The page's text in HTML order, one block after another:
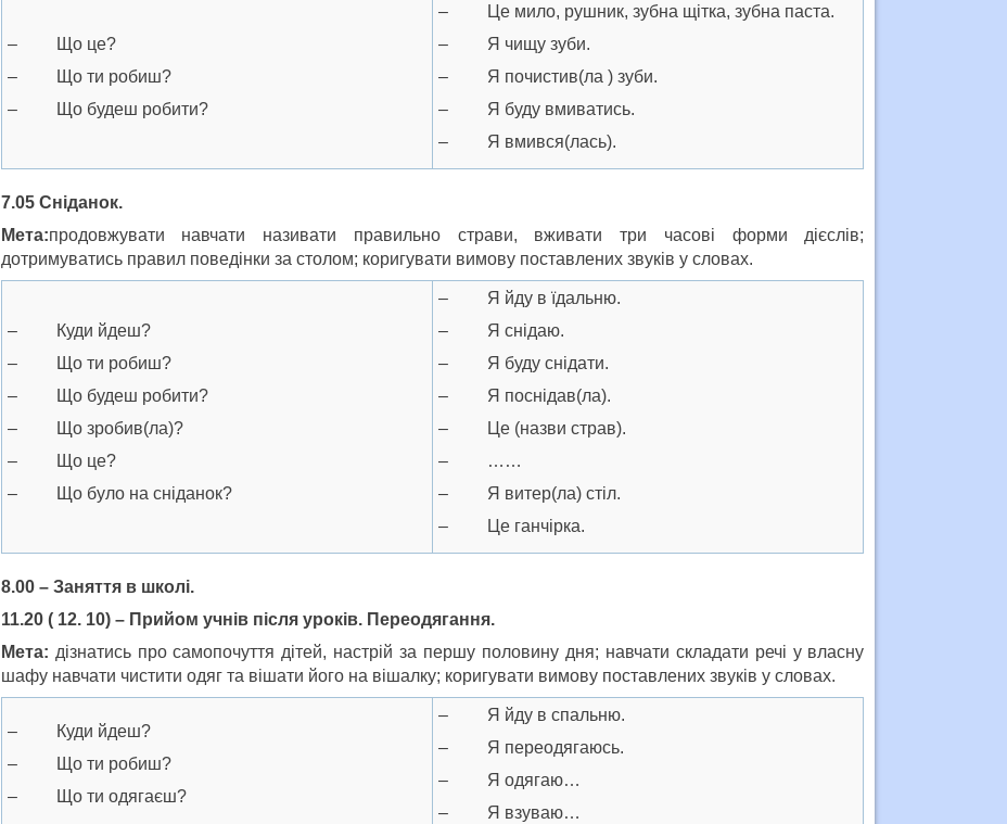
– Що це?
– Що ти робиш?
– Що будеш робити?
– Це мило, рушник, зубна щітка, зубна паста.
– Я чищу зуби.
– Я почистив(ла ) зуби.
– Я буду вмиватись.
– Я вмився(лась).
7.05 Сніданок.
Мета:продовжувати навчати називати правильно страви, вживати три часові форми дієслів;
дотримуватись правил поведінки за столом; коригувати вимову поставлених звуків у словах.
– Куди йдеш?
– Що ти робиш?
– Що будеш робити?
– Що зробив(ла)?
– Що це?
– Що було на сніданок?
– Я йду в їдальню.
– Я снідаю.
– Я буду снідати.
– Я поснідав(ла).
– Це (назви страв).
– ……
– Я витер(ла) стіл.
– Це ганчірка.
8.00 – Заняття в школі.
11.20 ( 12. 10) – Прийом учнів після уроків. Переодягання.
Мета: дізнатись про самопочуття дітей, настрій за першу половину дня; навчати складати речі у власну
шафу навчати чистити одяг та вішати його на вішалку; коригувати вимову поставлених звуків у словах.
– Куди йдеш?
– Що ти робиш?
– Що ти одягаєш?
– Я йду в спальню.
– Я переодягаюсь.
– Я одягаю…
– Я взуваю…